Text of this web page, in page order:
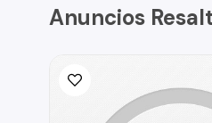
Anuncios